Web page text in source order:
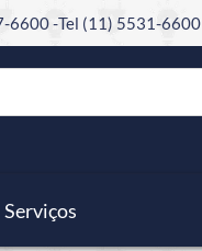
6600 -Tel (11) 5531-6600
Serviços